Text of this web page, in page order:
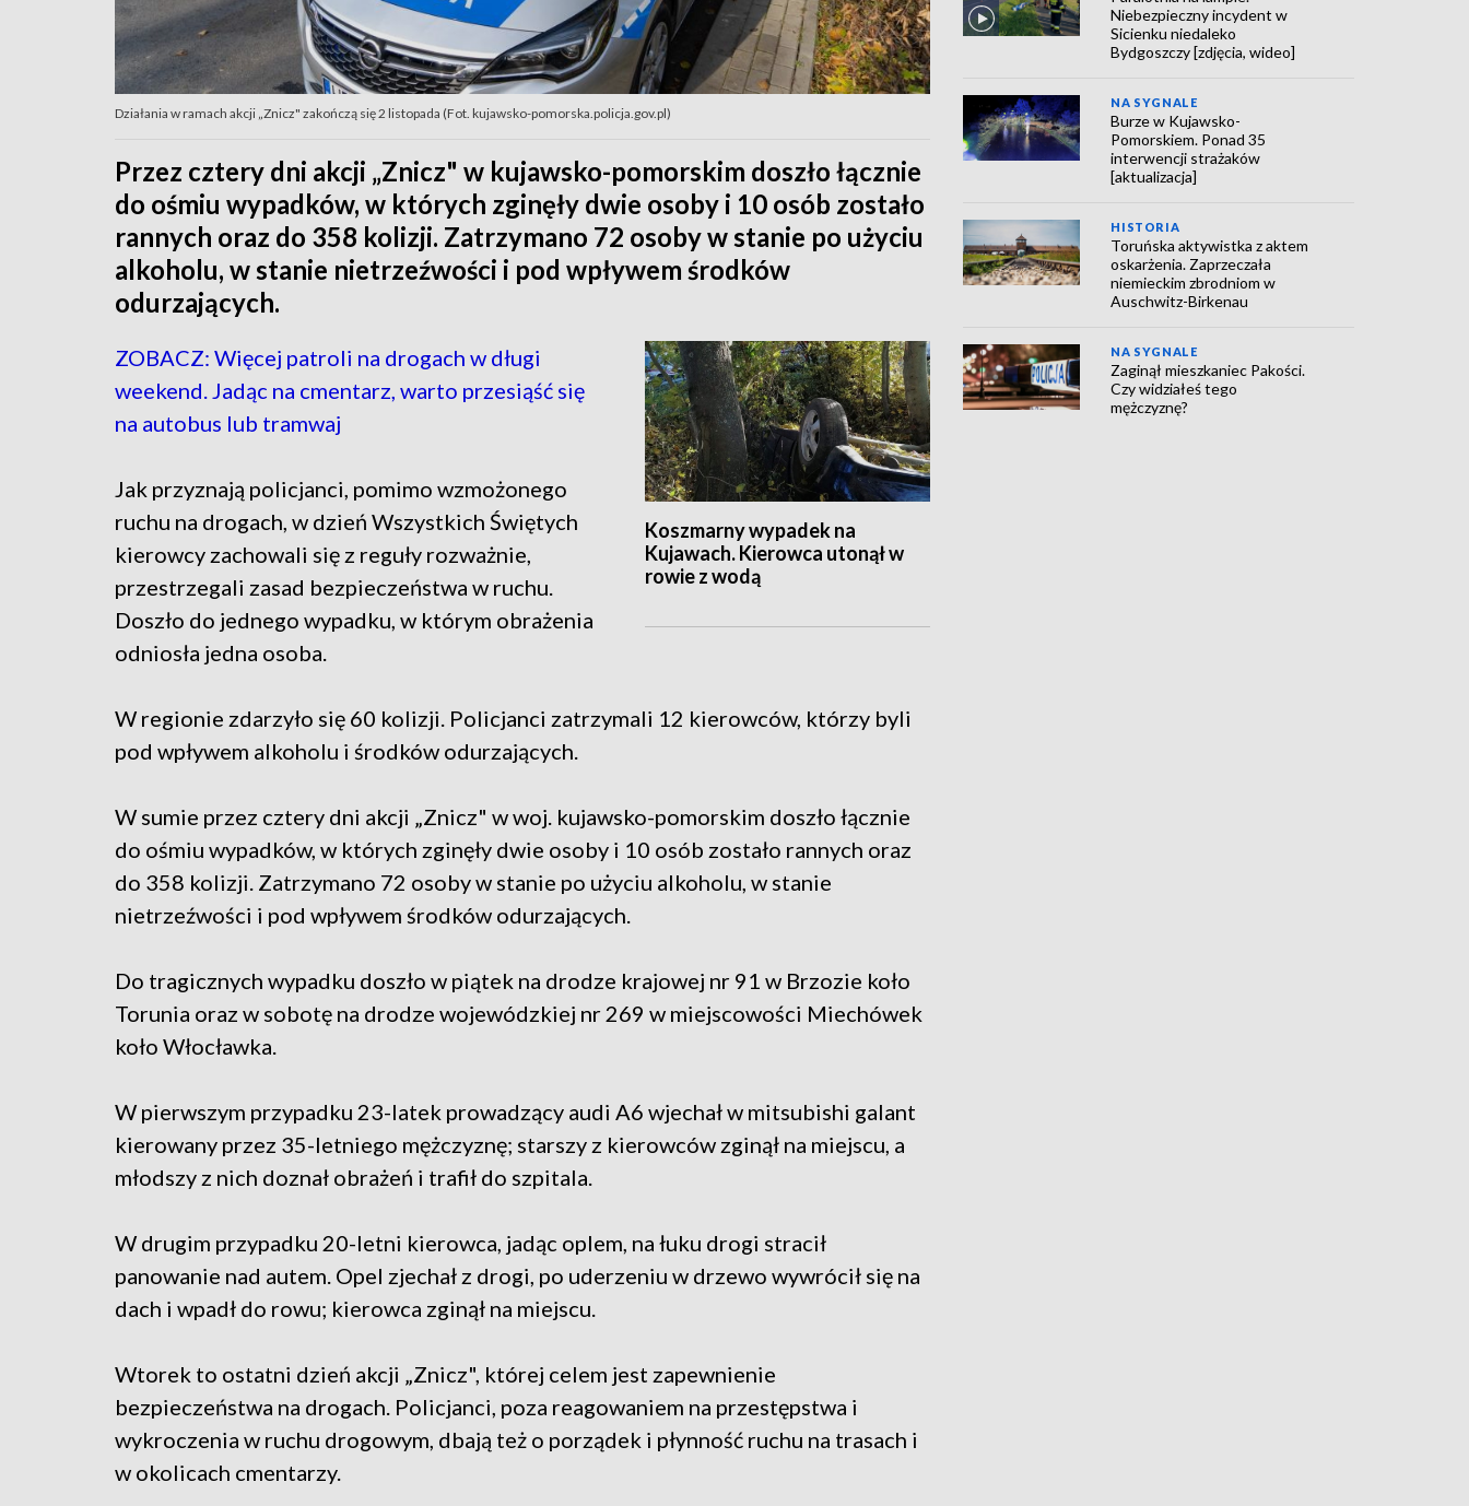
Działania w ramach akcji „Znicz" zakończą się 2 listopada (Fot. kujawsko-pomorska.policja.gov.pl)
Przez cztery dni akcji „Znicz" w kujawsko-pomorskim doszło łącznie
do ośmiu wypadków, w których zginęły dwie osoby i 10 osób zostało
rannych oraz do 358 kolizji. Zatrzymano 72 osoby w stanie po użyciu
alkoholu, w stanie nietrzeźwości i pod wpływem środków
odurzających.
Koszmarny wypadek na
Kujawach. Kierowca utonął w
rowie z wodą
ZOBACZ: Więcej patroli na drogach w długi
weekend. Jadąc na cmentarz, warto przesiąść się
na autobus lub tramwaj
Jak przyznają policjanci, pomimo wzmożonego
ruchu na drogach, w dzień Wszystkich Świętych
kierowcy zachowali się z reguły rozważnie,
przestrzegali zasad bezpieczeństwa w ruchu.
Doszło do jednego wypadku, w którym obrażenia
odniosła jedna osoba.
W regionie zdarzyło się 60 kolizji. Policjanci zatrzymali 12 kierowców, którzy byli
pod wpływem alkoholu i środków odurzających.
W sumie przez cztery dni akcji „Znicz" w woj. kujawsko-pomorskim doszło łącznie
do ośmiu wypadków, w których zginęły dwie osoby i 10 osób zostało rannych oraz
do 358 kolizji. Zatrzymano 72 osoby w stanie po użyciu alkoholu, w stanie
nietrzeźwości i pod wpływem środków odurzających.
Do tragicznych wypadku doszło w piątek na drodze krajowej nr 91 w Brzozie koło
Torunia oraz w sobotę na drodze wojewódzkiej nr 269 w miejscowości Miechówek
koło Włocławka.
W pierwszym przypadku 23-latek prowadzący audi A6 wjechał w mitsubishi galant
kierowany przez 35-letniego mężczyznę; starszy z kierowców zginął na miejscu, a
młodszy z nich doznał obrażeń i trafił do szpitala.
W drugim przypadku 20-letni kierowca, jadąc oplem, na łuku drogi stracił
panowanie nad autem. Opel zjechał z drogi, po uderzeniu w drzewo wywrócił się na
dach i wpadł do rowu; kierowca zginął na miejscu.
Wtorek to ostatni dzień akcji „Znicz", której celem jest zapewnienie
bezpieczeństwa na drogach. Policjanci, poza reagowaniem na przestępstwa i
wykroczenia w ruchu drogowym, dbają też o porządek i płynność ruchu na trasach i
w okolicach cmentarzy.
Niebezpieczny incydent w
Sicienku niedaleko
Bydgoszczy [zdjęcia, wideo]
NA SYGNALE
Burze w Kujawsko-
Pomorskiem. Ponad 35
interwencji strażaków
[aktualizacja]
HISTORIA
Toruńska aktywistka z aktem
oskarżenia. Zaprzeczała
niemieckim zbrodniom w
Auschwitz-Birkenau
NA SYGNALE
Zaginął mieszkaniec Pakości.
Czy widziałeś tego
mężczyznę?